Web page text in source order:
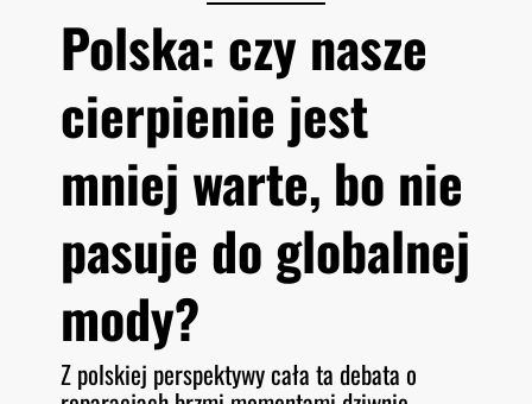
Polska: czy nasze
cierpienie jest
mniej warte, bo nie
pasuje do globalnej
mody?
Z polskiej perspektywy cała ta debata o